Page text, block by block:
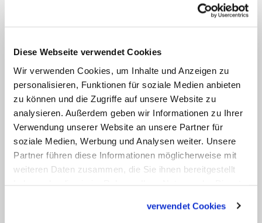
Diese Webseite verwendet Cookies
Wir verwenden Cookies, um Inhalte und Anzeigen zu
personalisieren, Funktionen für soziale Medien anbieten
zu können und die Zugriffe auf unsere Website zu
analysieren. Außerdem geben wir Informationen zu Ihrer
Verwendung unserer Website an unsere Partner für
soziale Medien, Werbung und Analysen weiter. Unsere
Partner führen diese Informationen möglicherweise mit
weiteren Daten zusammen, die Sie ihnen bereitgestellt
verwendet Cookies
Kirchen nunmehr der Druck auf den
wieder Gottesdienste nicht nur per Radio,
Fernsehen und Livestream mitgefeiert
werden können, frage ich mich natürlich,
ob das in der den aktuellen gesetzlichen
Vorschriften anzupassenden Form
tatsächlich den Glauben fördert oder
eher zum Krampf wird", schrieb Feige in
Zugangsbegrenzung, Anwesenheitsliste